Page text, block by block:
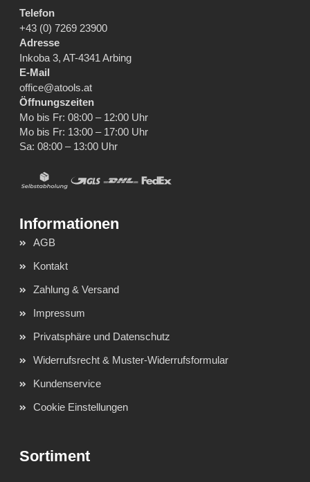
Telefon
+43 (0) 7269 23900
Adresse
Inkoba 3, AT-4341 Arbing
E-Mail
office@atools.at
Öffnungszeiten
Mo bis Fr: 08:00 – 12:00 Uhr
Mo bis Fr: 13:00 – 17:00 Uhr
Sa: 08:00 – 13:00 Uhr
AGB
Kontakt
Zahlung & Versand
Impressum
Privatsphäre und Datenschutz
Widerrufsrecht & Muster-Widerrufsformular
Kundenservice
Cookie Einstellungen
Sortiment